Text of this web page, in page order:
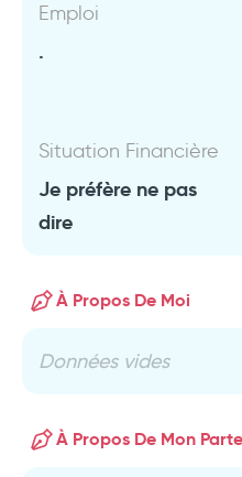
Emploi
.
Situation Financière
Je préfère ne pas
dire
À Propos De Moi
Données vides
À Propos De Mon